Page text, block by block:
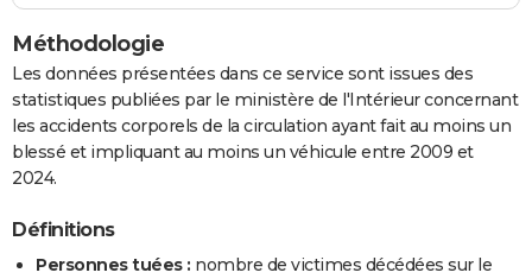
Méthodologie
Les données présentées dans ce service sont issues des
statistiques publiées par le ministère de l'Intérieur concernant
les accidents corporels de la circulation ayant fait au moins un
blessé et impliquant au moins un véhicule entre 2009 et
2024.
Définitions
Personnes tuées : nombre de victimes décédées sur le